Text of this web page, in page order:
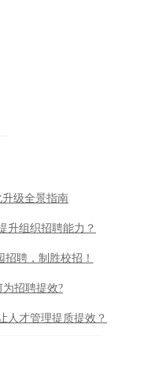
级全景指南
升组织招聘能力？
招聘，制胜校招！
招聘提效?
人才管理提质提效？